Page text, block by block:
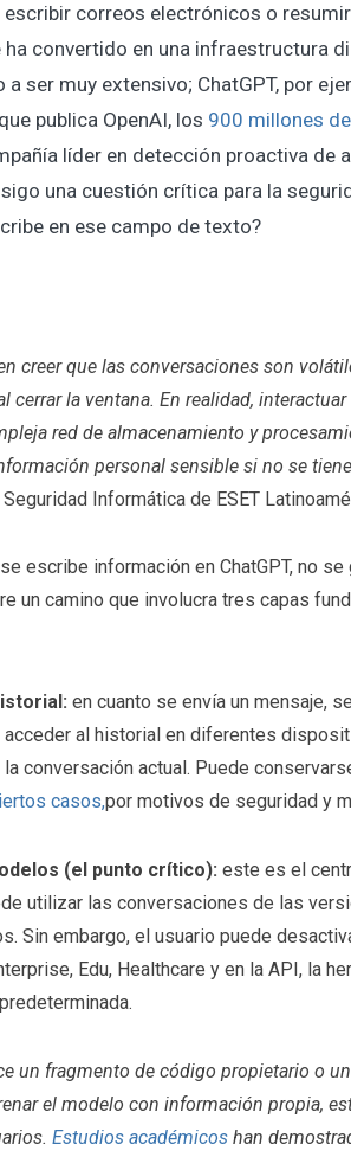
escribir correos electrónicos o
convertido en una infraestructura
a ser muy extensivo; ChatGPT, por
publica OpenAI, los 900 millones
líder en detección proactiva de
una cuestión crítica para la
en ese campo de texto?
creer que las conversaciones son
cerrar la ventana. En realidad,
red de almacenamiento y
personal sensible si no se
Informática de ESET
escribe información en ChatGPT, no se
un camino que involucra tres capas
en cuanto se envía un mensaje,
acceder al historial en diferentes
conversación actual. Puede
casos,por motivos de seguridad y
(el punto crítico): este es el
utilizar las conversaciones de las
Sin embargo, el usuario puede
Edu, Healthcare y en la API, la
un fragmento de código propietario o
el modelo con información propia,
Estudios académicos han